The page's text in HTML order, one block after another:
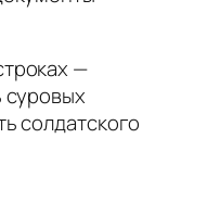
—
суровых
солдатского